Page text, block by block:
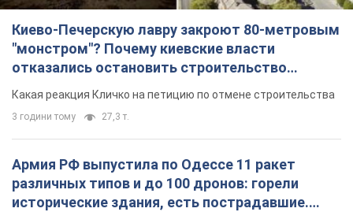
Киево-Печерскую лавру закроют 80-метровым
"монстром"? Почему киевские власти
отказались остановить строительство
небоскреба "московского верующего"
Какая реакция Кличко на петицию по отмене строительства
3 години тому 27,3 т.
Армия РФ выпустила по Одессе 11 ракет
различных типов и до 100 дронов: горели
исторические здания, есть пострадавшие.